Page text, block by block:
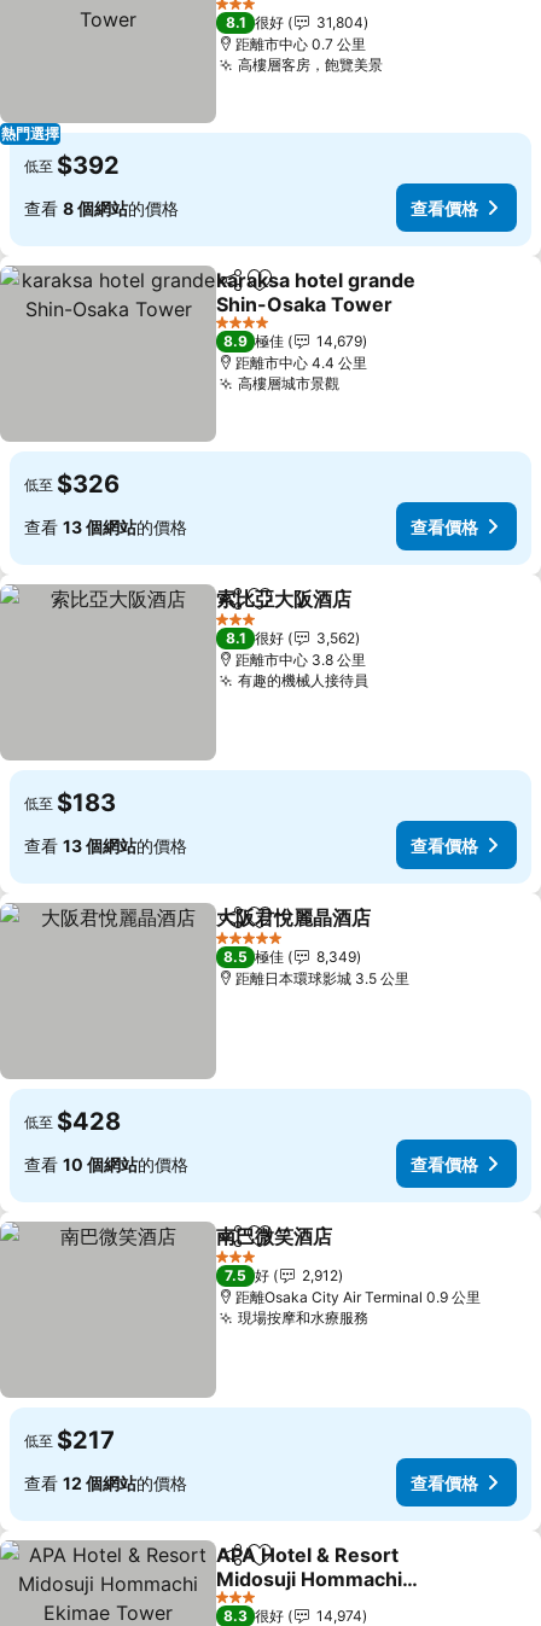
熱門選擇
查看價格
3 星級
8.1 很好
31,804
距離市中心 0.7 公里
高樓層客房，飽覽美景查看價格
低至 $392
查看 8 個網站的價格 查看價格
分享 放到收藏夾
karaksa hotel grande
Shin-Osaka Tower
查看價格
4 星級
8.9 極佳
14,679
距離市中心 4.4 公里
高樓層城市景觀查看價格
低至 $326
查看 13 個網站的價格 查看價格
分享 放到收藏夾
索比亞大阪酒店
3 星級
8.1 很好
3,562
距離市中心 3.8 公里
有趣的機械人接待員查看價格
低至 $183
查看 13 個網站的價格 查看價格
分享 放到收藏夾
大阪君悅麗晶酒店
5 星級
8.5 極佳
8,349
距離日本環球影城 3.5 公里
低至 $428
查看 10 個網站的價格 查看價格
分享 放到收藏夾
南巴微笑酒店
3 星級
7.5 好
2,912
距離Osaka City Air Terminal 0.9 公里
現場按摩和水療服務
低至 $217
查看 12 個網站的價格 查看價格
分享 放到收藏夾
APA Hotel & Resort
Midosuji Hommachi
Ekimae Tower
查看價格
3 星級
8.3 很好
14,974